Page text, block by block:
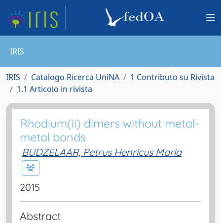
IRIS
IRIS Catalogo Ricerca UniNA
1 Contributo su Rivista
1.1 Articolo in rivista
Rhodium(ii) dimers without metal-
metal bonds
BUDZELAAR, Petrus Henricus Maria
2015
Abstract